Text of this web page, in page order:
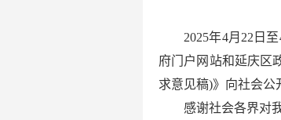
2025年4月22日
府门户网站和延庆区
求意见稿)》向社会公
感谢社会各界对